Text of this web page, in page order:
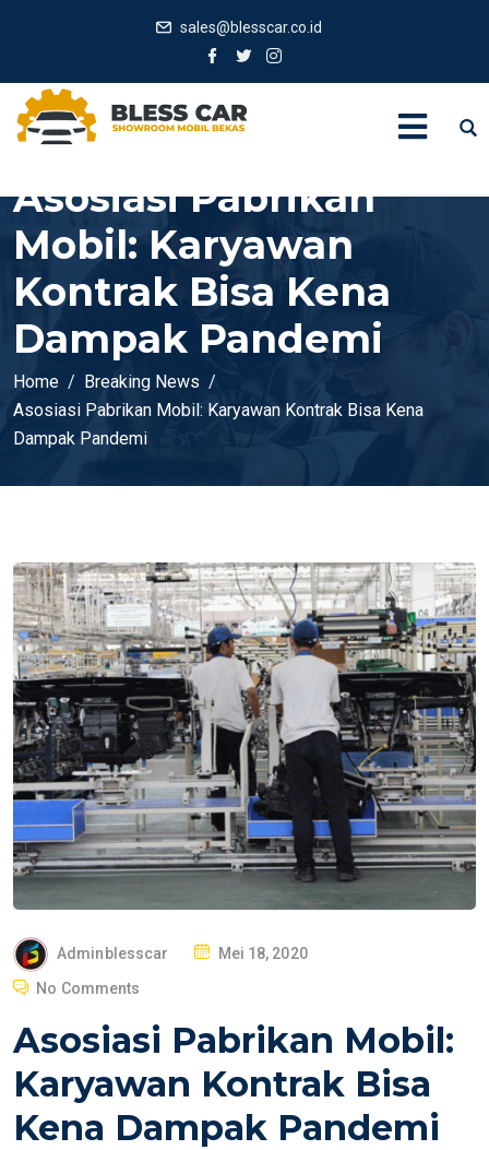
sales@blesscar.co.id
Asosiasi Pabrikan
Mobil: Karyawan
Kontrak Bisa Kena
Dampak Pandemi
Home
Breaking News
Asosiasi Pabrikan Mobil: Karyawan Kontrak Bisa Kena
Dampak Pandemi
Adminblesscar
P
T
D
O
Mei 18, 2020
No Comments
Asosiasi Pabrikan Mobil:
Karyawan Kontrak Bisa
Kena Dampak Pandemi